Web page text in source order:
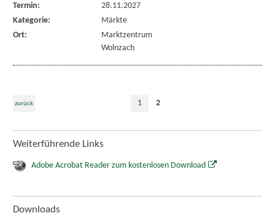
Termin:
28.11.2027
Kategorie:
Märkte
Ort:
Marktzentrum
Wolnzach
zurück 1 2
Weiterführende Links
Adobe Acrobat Reader zum kostenlosen Download
Downloads